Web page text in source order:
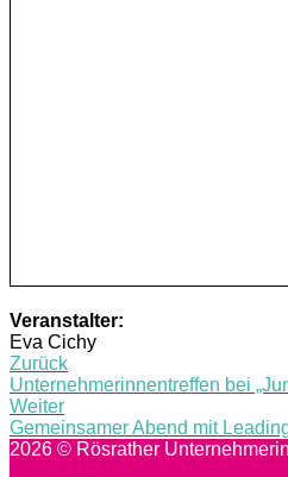
Veranstalter:
Eva Cichy
Post
navigation
Zurück
Unternehmerinnentreffen bei
Weiter
Gemeinsamer Abend mit
2026 © Rösrather